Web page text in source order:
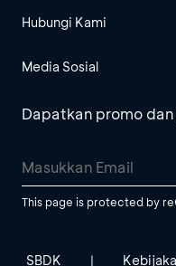
Hubungi Kami
Media Sosial
Dapatkan promo
This page is protected by
SBDK |